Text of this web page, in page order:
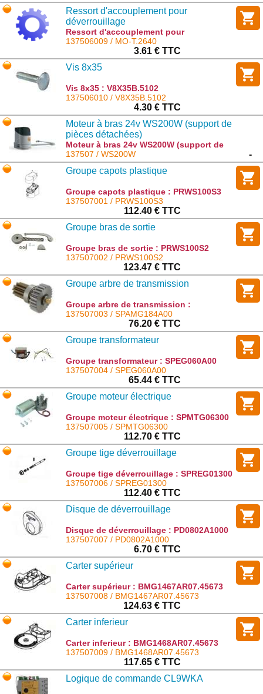
Ressort d'accouplement pour
déverrouillage
Ressort d'accouplement pour
déverrouillage : MO-T.2640
137506009 / MO-T.2640
3.61 € TTC
Vis 8x35
Vis 8x35 : V8X35B.5102
137506010 / V8X35B.5102
4.30 € TTC
Moteur à bras 24v WS200W (support de
pièces détachées)
Moteur à bras 24v WS200W (support de
pièces détachées) : WS200W
137507 / WS200W
-
Groupe capots plastique
Groupe capots plastique : PRWS100S3
137507001 / PRWS100S3
112.40 € TTC
Groupe bras de sortie
Groupe bras de sortie : PRWS100S2
137507002 / PRWS100S2
123.47 € TTC
Groupe arbre de transmission
Groupe arbre de transmission :
SPAMG184A00
137507003 / SPAMG184A00
76.20 € TTC
Groupe transformateur
Groupe transformateur : SPEG060A00
137507004 / SPEG060A00
65.44 € TTC
Groupe moteur électrique
Groupe moteur électrique : SPMTG06300
137507005 / SPMTG06300
112.70 € TTC
Groupe tige déverrouillage
Groupe tige déverrouillage : SPREG01300
137507006 / SPREG01300
112.40 € TTC
Disque de déverrouillage
Disque de déverrouillage : PD0802A1000
137507007 / PD0802A1000
6.70 € TTC
Carter supérieur
Carter supérieur : BMG1467AR07.45673
137507008 / BMG1467AR07.45673
124.63 € TTC
Carter inferieur
Carter inferieur : BMG1468AR07.45673
137507009 / BMG1468AR07.45673
117.65 € TTC
Logique de commande CL9WKA